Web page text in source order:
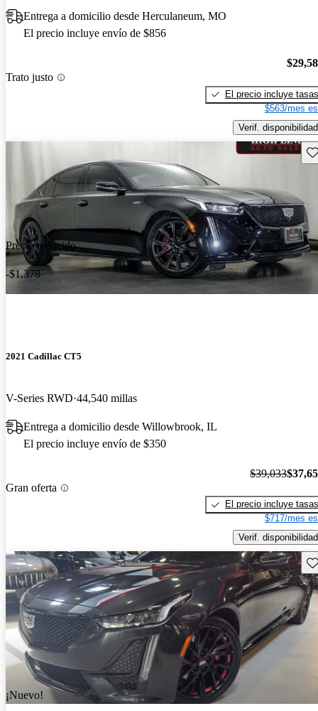
Entrega a domicilio desde Herculaneum, MO
El precio incluye envío de $856
Trato justo
El precio incluye tasas
$563/mes
Verif. disponibilidad
Precio reducido
-$1,378
2021 Cadillac CT5
V-Series RWD 44,540 millas
Entrega a domicilio desde Willowbrook, IL
El precio incluye envío de $350
Gran oferta
$39,033
El precio incluye tasas
$717/mes
Verif. disponibilidad
¡Nuevo!